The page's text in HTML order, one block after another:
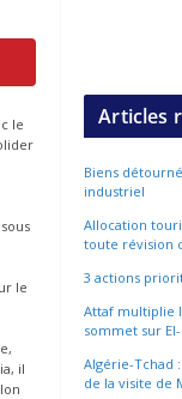
le
le
il
Articles
Biens
industriel
Allocation
toute révision
3 actions
Attaf multiplie
sommet sur
Algérie-Tchad
de la visite de